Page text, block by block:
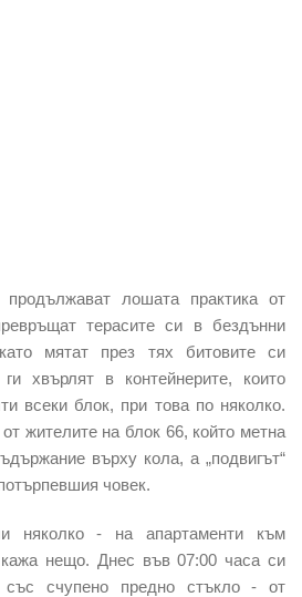
продължават лошата практика от
терасите си в бездънни
мятат през тях битовите си
хвърлят в контейнерите, които
всеки блок, при това по няколко.
жителите на блок 66, който метна
върху кола, а „подвигът“
човек.
няколко - на апартаменти към
нещо. Днес във 07:00 часа си
със счупено предно стъкло - от